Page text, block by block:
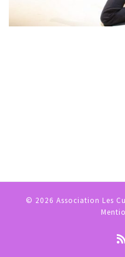
© 2026 Association Les